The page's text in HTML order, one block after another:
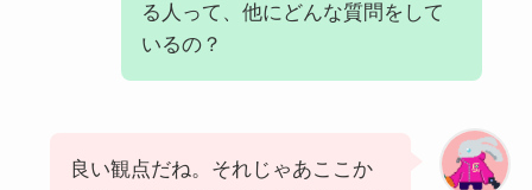
る人って、他にどんな質問をして
いるの？
良い観点だね。それじゃあここか